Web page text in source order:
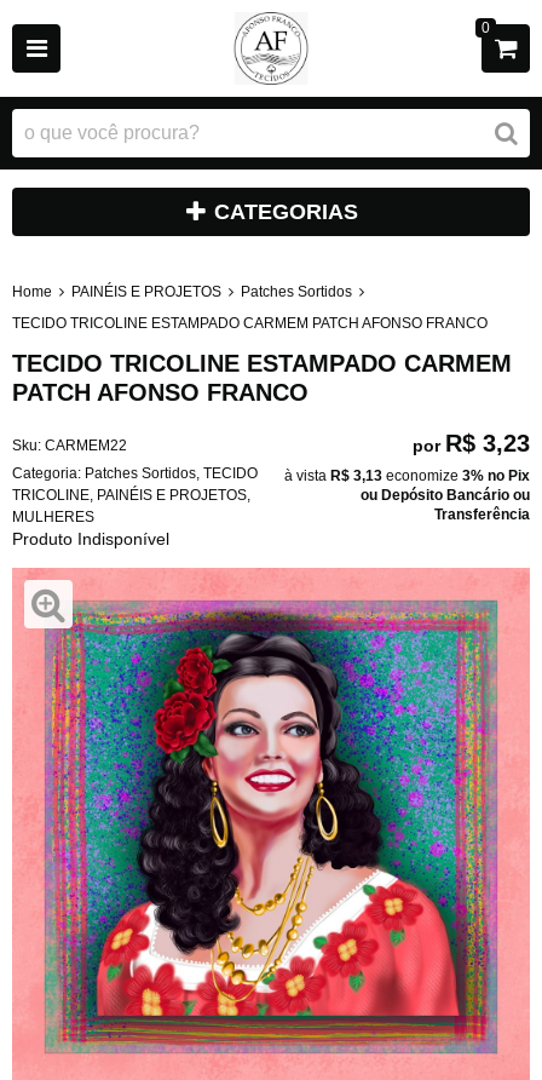
0
CATEGORIAS
Home PAINÉIS E PROJETOS
Patches Sortidos
TECIDO TRICOLINE ESTAMPADO CARMEM PATCH AFONSO FRANCO
TECIDO TRICOLINE ESTAMPADO CARMEM
PATCH AFONSO FRANCO
Sku: CARMEM22
Categoria: Patches Sortidos TECIDO
TRICOLINE PAINÉIS E PROJETOS
MULHERES
Produto Indisponível
por R$ 3,23
à vista R$ 3,13 economize 3% no Pix
ou Depósito Bancário ou
Transferência